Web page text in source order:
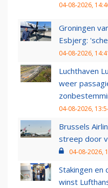
04-08-2026,
Groningen
Esbjerg:
04-08-2026,
Luchthaven
weer
04-08-2026,
Brussels
streep door
04-08-2026,
Stakingen en
winst